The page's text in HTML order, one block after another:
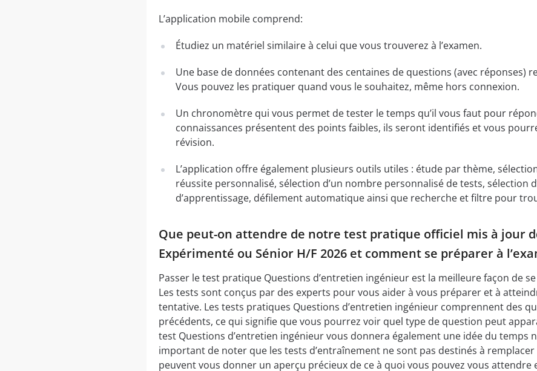
L’application mobile comprend:
Étudiez un matériel similaire à celui que vous trouverez à l’examen.
Une base de données contenant des centaines de questions (avec réponses)
Vous pouvez les pratiquer quand vous le souhaitez, même hors connexion.
Un chronomètre qui vous permet de tester le temps qu’il vous faut pour
connaissances présentent des points faibles, ils seront identifiés et vous
révision.
L’application offre également plusieurs outils utiles : étude par thème,
réussite personnalisé, sélection d’un nombre personnalisé de tests, sélection
d’apprentissage, défilement automatique ainsi que recherche et filtre pour
Que peut-on attendre de notre test pratique officiel mis à jour
Expérimenté ou Sénior H/F 2026 et comment se préparer à
Passer le test pratique Questions d’entretien ingénieur est la meilleure façon de
Les tests sont conçus par des experts pour vous aider à vous préparer et à
tentative. Les tests pratiques Questions d’entretien ingénieur comprennent des
précédents, ce qui signifie que vous pourrez voir quel type de question peut
test Questions d’entretien ingénieur vous donnera également une idée du
important de noter que les tests d’entraînement ne sont pas destinés à
peuvent vous donner un aperçu précieux de ce à quoi vous pouvez vous